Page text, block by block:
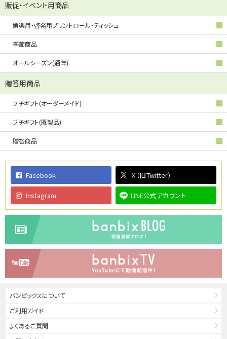
販促・イベント用商品
娯楽用・啓発用プリントロール・ティッシュ
季節商品
オールシーズン(通年)
贈答用商品
プチギフト(オーダーメイド)
プチギフト(既製品)
贈答商品
Facebook Ｘ（旧Twitter）
Instagram LINE公式アカウント
バンビックスについて
ご利用ガイド
よくあるご質問